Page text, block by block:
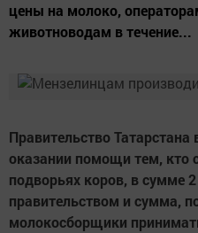
цены на молоко,
животноводам в течение...
Правительство
оказании помощи тем, кто
подворьях коров, в сумме
правительством и сумма,
молокосборщики